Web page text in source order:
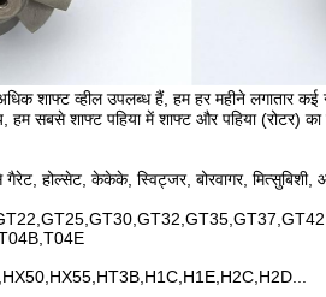
शाफ्ट व्हील उपलब्ध हैं, हम हर महीने लगातार कई
हम सबसे शाफ्ट पहिया में शाफ्ट और पहिया (रोटर)
होल्सेट, केकेके, स्विट्जर, बोरवागर, मित्सुबिशी,